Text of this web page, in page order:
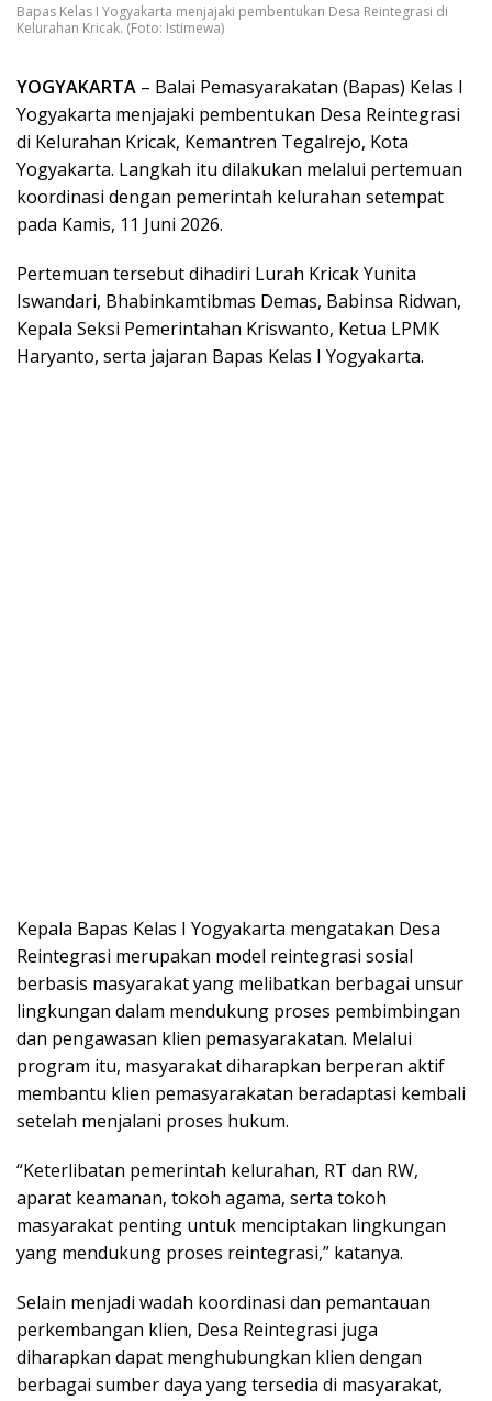
Bapas Kelas I Yogyakarta menjajaki pembentukan Desa Reintegrasi di
Kelurahan Kricak. (Foto: Istimewa)
YOGYAKARTA – Balai Pemasyarakatan (Bapas) Kelas I
Yogyakarta menjajaki pembentukan Desa Reintegrasi
di Kelurahan Kricak, Kemantren Tegalrejo, Kota
Yogyakarta. Langkah itu dilakukan melalui pertemuan
koordinasi dengan pemerintah kelurahan setempat
pada Kamis, 11 Juni 2026.
Pertemuan tersebut dihadiri Lurah Kricak Yunita
Iswandari, Bhabinkamtibmas Demas, Babinsa Ridwan,
Kepala Seksi Pemerintahan Kriswanto, Ketua LPMK
Haryanto, serta jajaran Bapas Kelas I Yogyakarta.
Kepala Bapas Kelas I Yogyakarta mengatakan Desa
Reintegrasi merupakan model reintegrasi sosial
berbasis masyarakat yang melibatkan berbagai unsur
lingkungan dalam mendukung proses pembimbingan
dan pengawasan klien pemasyarakatan. Melalui
program itu, masyarakat diharapkan berperan aktif
membantu klien pemasyarakatan beradaptasi kembali
setelah menjalani proses hukum.
“Keterlibatan pemerintah kelurahan, RT dan RW,
aparat keamanan, tokoh agama, serta tokoh
masyarakat penting untuk menciptakan lingkungan
yang mendukung proses reintegrasi,” katanya.
Selain menjadi wadah koordinasi dan pemantauan
perkembangan klien, Desa Reintegrasi juga
diharapkan dapat menghubungkan klien dengan
berbagai sumber daya yang tersedia di masyarakat,